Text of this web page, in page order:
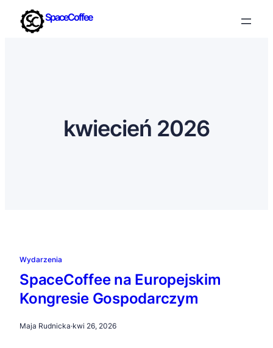
SpaceCoffee
kwiecień 2026
Wydarzenia
SpaceCoffee na Europejskim
Kongresie Gospodarczym
Maja Rudnicka·kwi 26, 2026